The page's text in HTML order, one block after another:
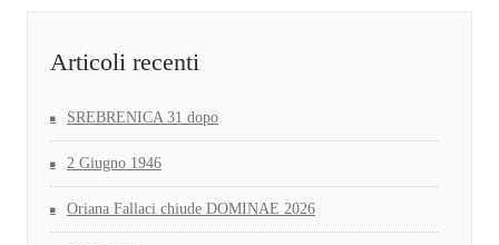
Articoli recenti
SREBRENICA 31 dopo
2 Giugno 1946
Oriana Fallaci chiude DOMINAE 2026